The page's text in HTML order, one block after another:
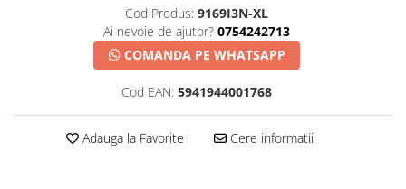
Cod Produs: 9169I3N-XL
Ai nevoie de ajutor? 0754242713
COMANDA PE WHATSAPP
Cod EAN: 5941944001768
Adauga la Favorite Cere informatii